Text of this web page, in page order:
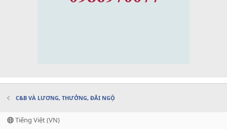
C&B VÀ LƯƠNG, THƯỞNG, ĐÃI NGỘ
Tiếng Việt (VN)